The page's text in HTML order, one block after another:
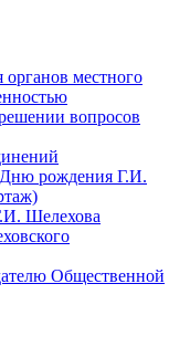
местного
вопросов
рождения Г.И.
Шелехова
Общественной